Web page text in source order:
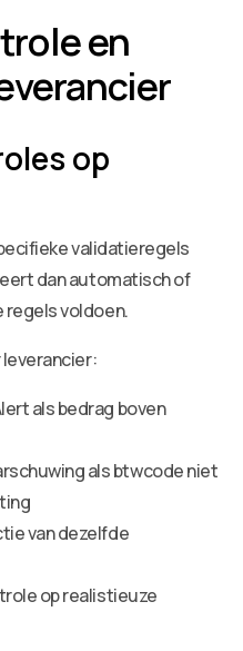
en
op
validatieregels
dan automatisch of
regels voldoen.
als bedrag boven
als btwcode niet
van dezelfde
op realistieuze